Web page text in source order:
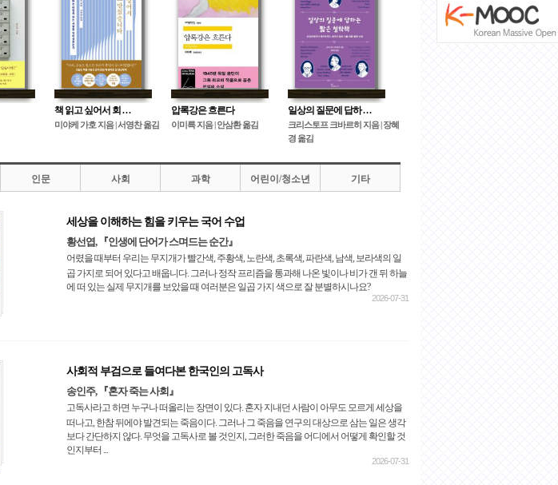
책 읽고 싶어서 회 . . .
미야케 가호 지음 | 서영찬 옮김
압록강은 흐른다
이미륵 지음 | 안삼환 옮김
일상의 질문에 답하 . . .
크리스토프 크바르히 지음 | 장혜
경 옮김
인문 사회 과학 어린이/청소년 기타
세상을 이해하는 힘을 키우는 국어 수업
황선엽, 『인생에 단어가 스며드는 순간』
어렸을 때부터 우리는 무지개가 빨간색, 주황색, 노란색, 초록색, 파란색, 남색, 보라색의 일
곱 가지로 되어 있다고 배웁니다. 그러나 정작 프리즘을 통과해 나온 빛이나 비가 갠 뒤 하늘
에 떠 있는 실제 무지개를 보았을 때 여러분은 일곱 가지 색으로 잘 분별하시나요?
2026-07-31
사회적 부검으로 들여다본 한국인의 고독사
송인주, 『혼자 죽는 사회』
고독사라고 하면 누구나 떠올리는 장면이 있다. 혼자 지내던 사람이 아무도 모르게 세상을
떠나고, 한참 뒤에야 발견되는 죽음이다. 그러나 그 죽음을 연구의 대상으로 삼는 일은 생각
보다 간단하지 않다. 무엇을 고독사로 볼 것인지, 그러한 죽음을 어디에서 어떻게 확인할 것
인지부터 ...
2026-07-31